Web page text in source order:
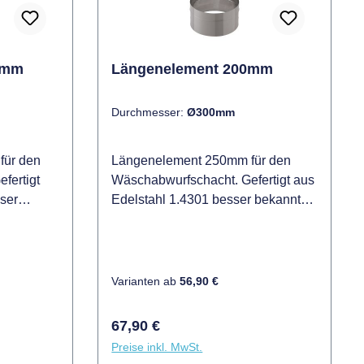
den
ist
Längenelement 200mm
Durchmesser:Ø300mm
Längenelement 250mm für den
Wäschabwurfschacht. Gefertigt aus
Edelstahl 1.4301 besser bekannt
untereinander benötigt. Eine
Längenelement ist in Durchmesser
Ø250mm und 300mm verfügbar.
Varianten ab 56,90 €
Regulärer Preis:
67,90 €
Preise inkl. MwSt.